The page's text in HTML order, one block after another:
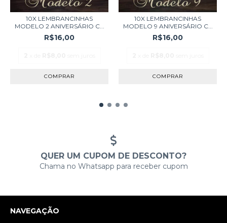
10X LEMBRANCINHAS
MODELO 2 ANIVERSÁRIO C...
R$16,00
10X LEMBRANCINHAS
MODELO 9 ANIVERSÁRIO C...
R$16,00
QUER UM CUPOM DE DESCONTO?
Chama no Whatsapp para receber cupom
NAVEGAÇÃO